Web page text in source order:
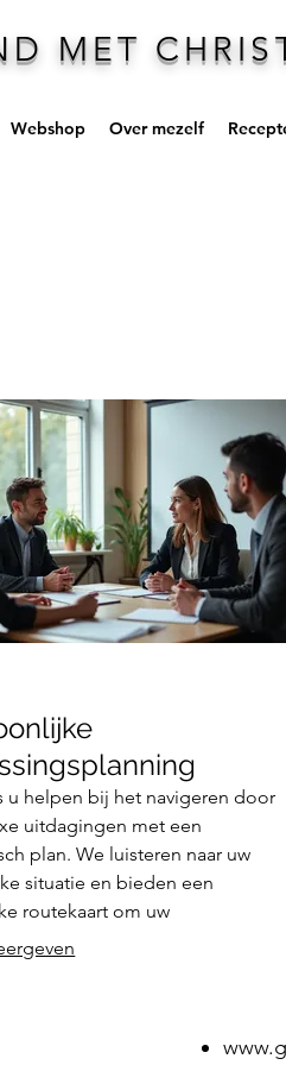
MET
Webshop Over mezelf
u helpen bij het navigeren door
uitdagingen met een
plan. We luisteren naar uw
situatie en bieden een
routekaart om uw
te bereiken. Dit omvat een